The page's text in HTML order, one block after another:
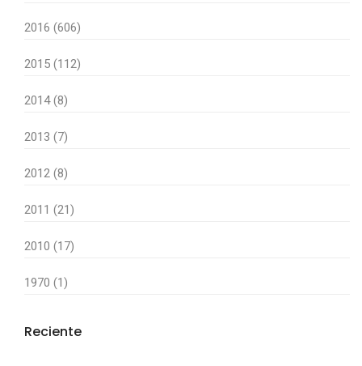
2016 (606)
2015 (112)
2014 (8)
2013 (7)
2012 (8)
2011 (21)
2010 (17)
1970 (1)
Reciente